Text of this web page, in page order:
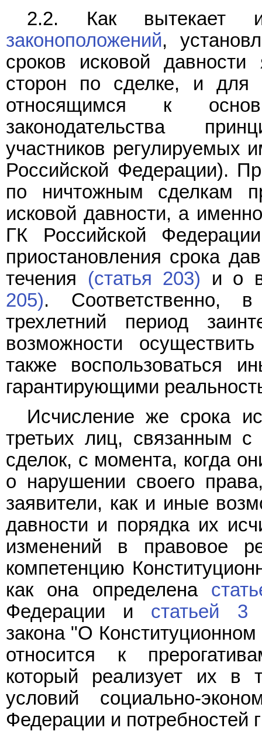
2.2. Как вытекает
законоположений,
сроков исковой
сторон по сделке, и для
относящимся к
законодательства
участников регулируемых
Российской Федерации).
по ничтожным сделкам
исковой давности, а
ГК Российской
приостановления срока
течения (статья 203) и о
205). Соответственно, в
трехлетний период
возможности
также воспользоваться
гарантирующими
Исчисление же срока
третьих лиц, связанным с
сделок, с момента, когда
о нарушении своего
заявители, как и иные
давности и порядка их
изменений в правовое
компетенцию
как она определена
Федерации и статьей 3
закона "О
относится к
который реализует их в
условий социально-
Федерации и потребностей